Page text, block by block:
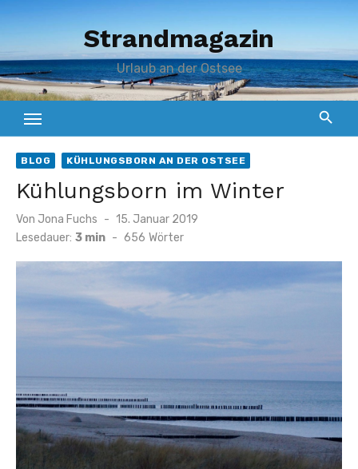
Inhalt
springen
Strandmagazin
Urlaub an der Ostsee
BLOG KÜHLUNGSBORN AN DER OSTSEE
Kühlungsborn im Winter
Von Jona Fuchs
Veröffentlicht
am
15. Januar 2019
Lesedauer: 3 min - 656 Wörter